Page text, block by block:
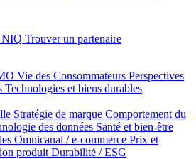
NIQ Trouver un partenaire
Vie des Consommateurs Perspectives
Technologies et biens durables
Stratégie de marque Comportement du
des données Santé et bien‑être
Omnicanal / e‑commerce Prix et
produit Durabilité / ESG